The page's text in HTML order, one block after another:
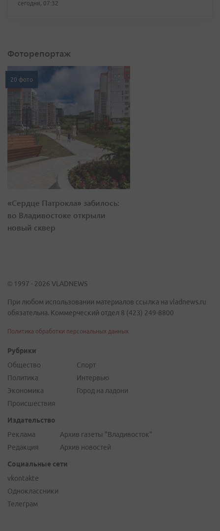
сегодня, 07:32
Фоторепортаж
20 фото
«Сердце Патрокла» забилось:
во Владивостоке открыли
новый сквер
© 1997 - 2026 VLADNEWS
При любом использовании материалов ссылка на vladnews.ru
обязательна. Коммерческий отдел 8 (423) 249-8800
Политика обработки персональных данных
Рубрики
Общество
Политика
Экономика
Происшествия
Спорт
Интервью
Город на ладони
Издательство
Реклама
Редакция
Архив газеты "Владивосток"
Архив новостей
Социальные сети
vkontakte
Одноклассники
Телеграм